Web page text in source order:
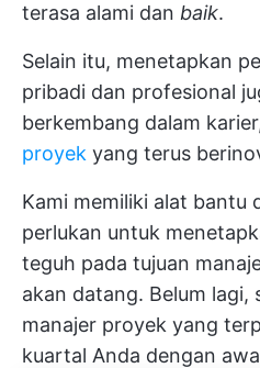
terasa alami dan baik.
Selain itu, menetapkan
pribadi dan profesional
berkembang dalam
proyek yang terus
Kami memiliki alat bantu
perlukan untuk
teguh pada tujuan
akan datang. Belum lagi,
manajer proyek yang
kuartal Anda dengan